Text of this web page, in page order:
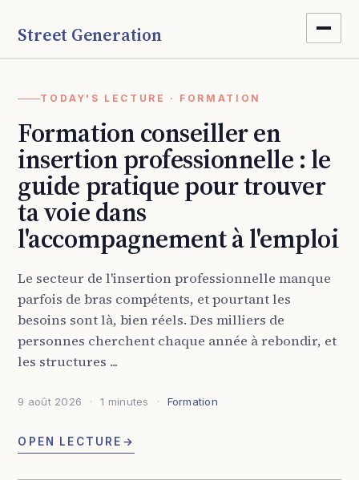
Street Generation
TODAY'S LECTURE · FORMATION
Formation conseiller en
insertion professionnelle : le
guide pratique pour trouver
ta voie dans
l'accompagnement à l'emploi
Le secteur de l'insertion professionnelle manque
parfois de bras compétents, et pourtant les
besoins sont là, bien réels. Des milliers de
personnes cherchent chaque année à rebondir, et
les structures ...
9 août 2026 1 minutes Formation
OPEN LECTURE →